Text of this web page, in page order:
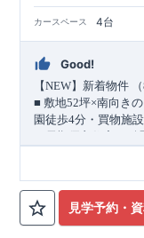
カースペース 4台
Good!
【NEW】新着物件 （
■敷地52坪×南向き
園徒歩4分・買物施
台分を配置した、
へアクセスしやすい
国道４号や圏央道（
見学予約・